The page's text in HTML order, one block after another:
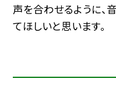
声を合わせるように、
てほしいと思います。